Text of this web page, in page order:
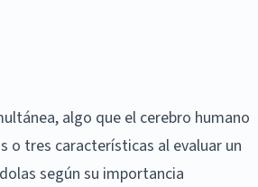
algo que el cerebro humano
o tres características al evaluar un
según su importancia